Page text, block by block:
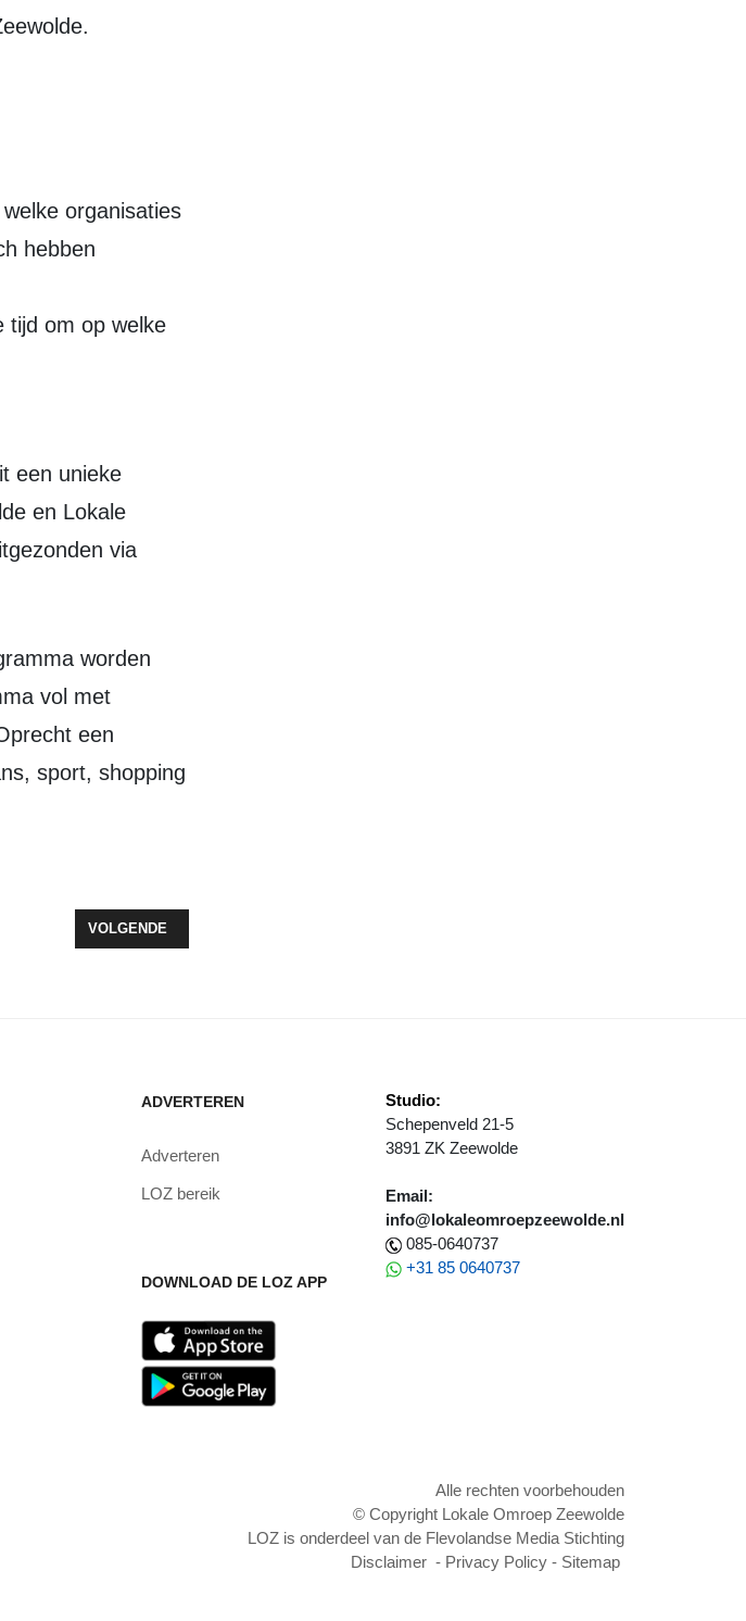
hebben
tijd om op welke
en Lokale
via
vol met
een
sport, shopping
VOLGENDE ARTIKEL: PIEKWAARDE VIRUSDEELTJES IN RIOOLWATER ZEEWOLDE
VOLGENDE
ADVERTEREN
Adverteren
LOZ bereik
DOWNLOAD DE LOZ APP
Studio:
Schepenveld 21-5
3891 ZK Zeewolde
Email:
info@lokaleomroepzeewolde.nl
085-0640737
+31 85 0640737
Alle rechten voorbehouden
© Copyright Lokale Omroep Zeewolde
LOZ is onderdeel van de Flevolandse Media Stichting
Disclaimer - Privacy Policy - Sitemap